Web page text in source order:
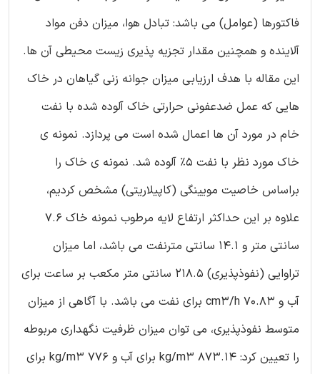
فاکتورها (عوامل) می باشد: تبادل هوا، میزان دفن مواد
آلاینده و همچنین مقدار تجزیه پذیری زیست محیطی آن ها.
این مقاله با هدف ارزیابی میزان جوانه زنی گیاهان در خاک
هایی که عمل ضدعفونی حرارتی خاک آلوده شده با نفت
خام در مورد آن ها اعمال شده است می پردازد. نمونه ی
خاک مورد نظر با نفت 5% آلوده شد. نمونه ی خاک را
براساس خاصیت مویینگی (کاپیلاریتی) مشخص کردیم،
علاوه بر این حداکثر ارتفاع لایه مرطوب نمونه خاک 7.6
سانتی متر و 14.1 سانتی مترنفت می باشد، اما میزان
تراوایی (نفوذپذیری) 218.5 سانتی متر مکعب بر ساعت برای
آب و 70.83 cm3/h برای نفت می باشد. با آگاهی از میزان
متوسط نفوذپذیری، می توان میزان ظرفیت نگهداری مربوطه
را تعیین کرد: 873.14 kg/m3 برای آب و 776 kg/m3 برای